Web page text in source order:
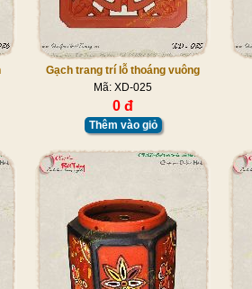
Gạch trang trí lỗ thoáng vuông
Mã: XD-025
0 đ
Thêm vào giỏ